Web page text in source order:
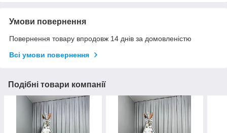
Умови повернення
Повернення товару впродовж 14 днів за домовленістю
Всі умови повернення
Подібні товари компанії